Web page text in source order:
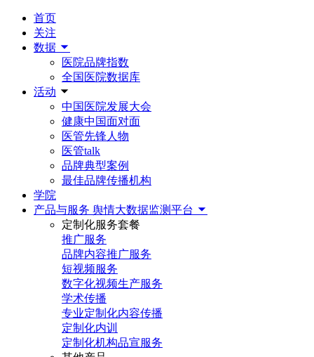
首页
关注
数据
医院品牌指数
全国医院数据库
活动
中国医院发展大会
健康中国面对面
医管先锋人物
医管talk
品牌典型案例
最佳品牌传播机构
学院
产品与服务 舆情大数据监测平台
定制化服务套餐
推广服务
品牌内容推广服务
短视频服务
数字化视频生产服务
学术传播
专业定制化内容传播
定制化内训
定制化机构品宣服务